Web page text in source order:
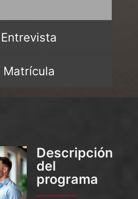
Entrevista
Matrícula
Descripción
del
programa